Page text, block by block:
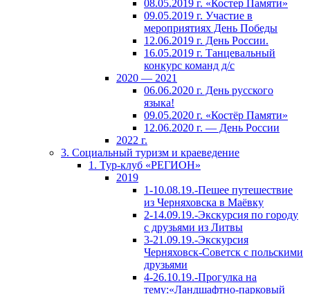
08.05.2019 г. «Костер Памяти»
09.05.2019 г. Участие в
мероприятиях День Победы
12.06.2019 г. День России.
16.05.2019 г. Танцевальный
конкурс команд д/с
2020 — 2021
06.06.2020 г. День русского
языка!
09.05.2020 г. «Костёр Памяти»
12.06.2020 г. — День России
2022 г.
3. Социальный туризм и краеведение
1. Тур-клуб «РЕГИОН»
2019
1-10.08.19.-Пешее путешествие
из Черняховска в Маёвку
2-14.09.19.-Экскурсия по городу
с друзьями из Литвы
3-21.09.19.-Экскурсия
Черняховск-Советск с польскими
друзьями
4-26.10.19.-Прогулка на
тему:«Ландшафтно-парковый